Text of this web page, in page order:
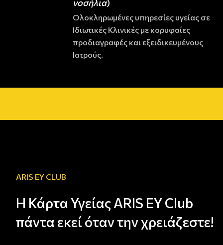
νοσήλια)
Ολοκληρωμένες υπηρεσίες υγείας σε
Ιδιωτικές Κλινικές με κορυφαίες
προδιαγραφές και εξειδικευμένους
Ιατρούς.
ARIS EY CLUB
Η Κάρτα Υγείας ARIS EY Club
πάντα εκεί όταν την χρειάζεστε!